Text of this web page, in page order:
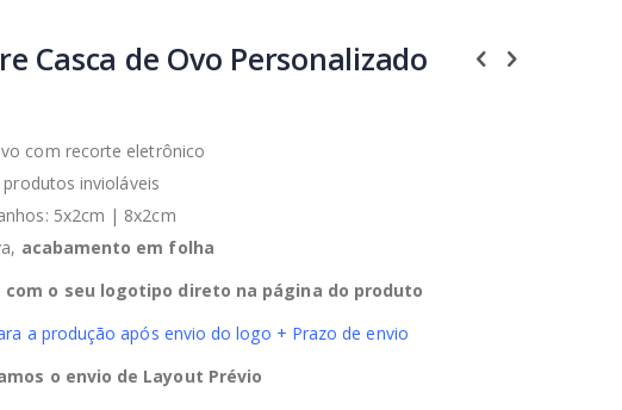
Casca de Ovo Personalizado
com recorte eletrônico
invioláveis
5x2cm | 8x2cm
acabamento em folha
com o seu logotipo direto na página do produto
a produção após envio do logo + Prazo de envio
o envio de Layout Prévio